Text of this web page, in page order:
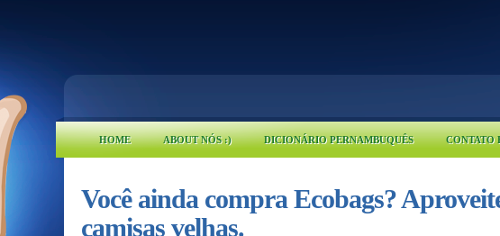
HOME ABOUT NÓS :) DICIONÁRIO PERNAMBUQUÊS CONTATO
Você ainda compra Ecobags?
camisas velhas.